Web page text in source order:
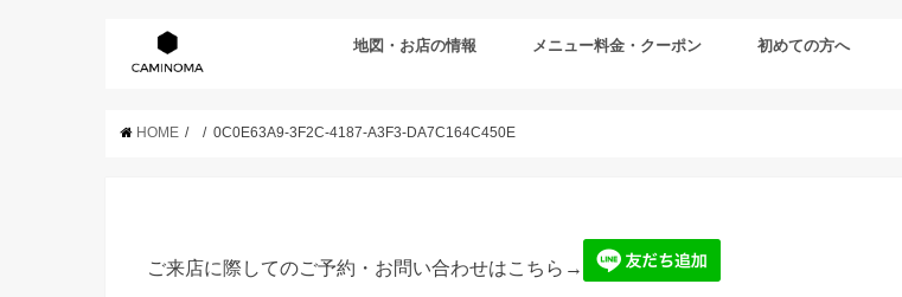
地図・お店の情報 メニュー料金・クーポン 初めての方へ
HOME 0C0E63A9-3F2C-4187-A3F3-DA7C164C450E
ご来店に際してのご予約・お問い合わせはこちら→